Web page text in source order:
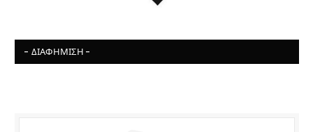
- ΔΙΑΦΉΜΙΣΗ -